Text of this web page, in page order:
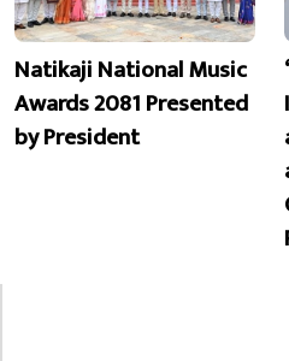
Natikaji National Music
Awards 2081 Presented
by President